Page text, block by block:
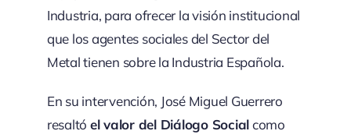
Industria, para ofrecer la visión institucional
que los agentes sociales del Sector del
Metal tienen sobre la Industria Española.
En su intervención, José Miguel Guerrero
resaltó el valor del Diálogo Socialcomo